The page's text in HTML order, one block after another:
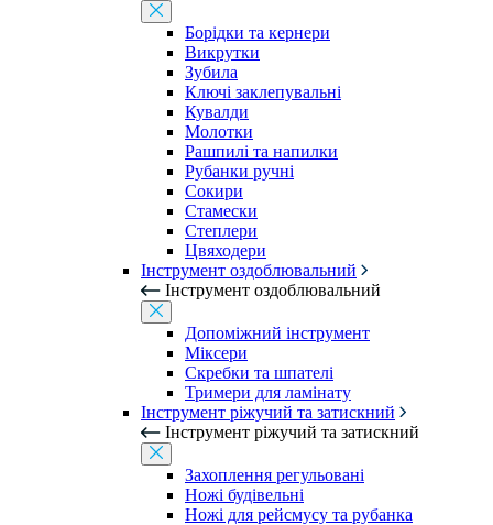
Борідки та кернери
Викрутки
Зубила
Ключі заклепувальні
Кувалди
Молотки
Рашпилі та напилки
Рубанки ручні
Сокири
Стамески
Степлери
Цвяходери
Інструмент оздоблювальний
Інструмент оздоблювальний
Допоміжний інструмент
Міксери
Скребки та шпателі
Тримери для ламінату
Інструмент ріжучий та затискний
Інструмент ріжучий та затискний
Захоплення регульовані
Ножі будівельні
Ножі для рейсмусу та рубанка